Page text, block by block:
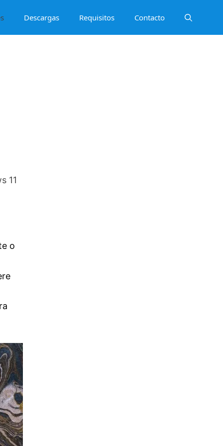
Descargas Requisitos Contacto
11
o